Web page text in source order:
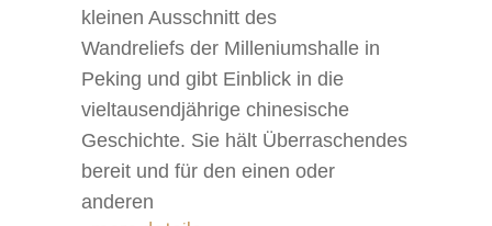
kleinen Ausschnitt des
Wandreliefs der Milleniumshalle in
Peking und gibt Einblick in die
vieltausendjährige chinesische
Geschichte. Sie hält Überraschendes
bereit und für den einen oder
anderen